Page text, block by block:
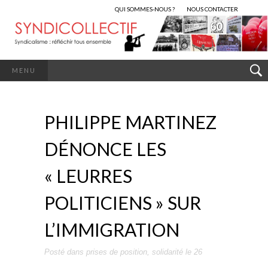
QUI SOMMES-NOUS ? NOUS CONTACTER
MENU
PHILIPPE MARTINEZ
DÉNONCE LES
« LEURRES
POLITICIENS » SUR
L’IMMIGRATION
Posté dans prises de position, solidarité le 26